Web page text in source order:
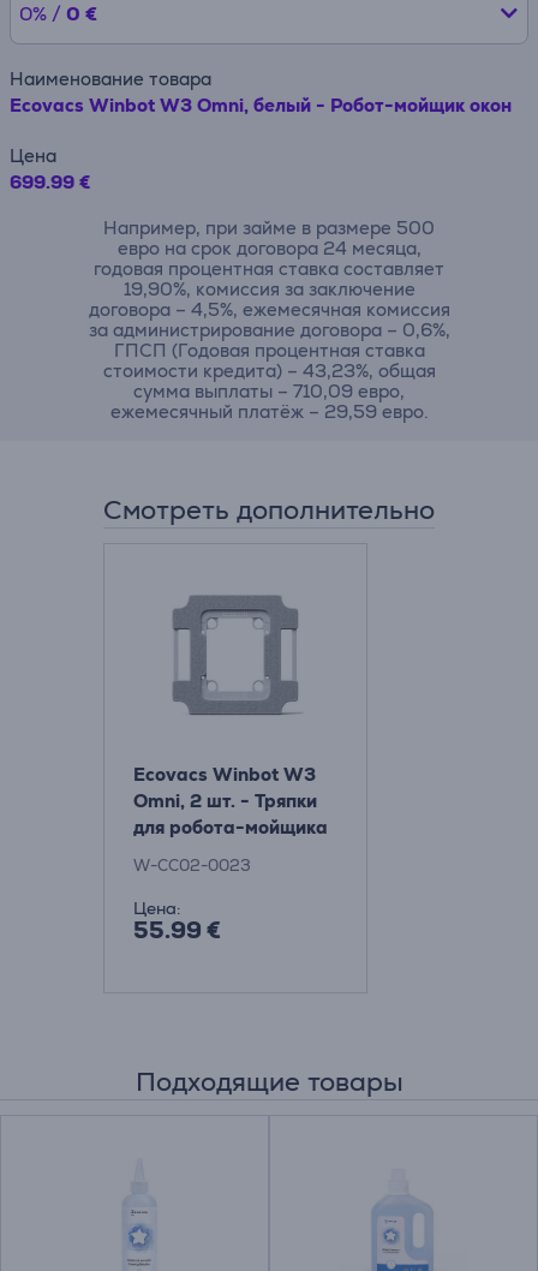
0% / 0 €
Наименование товара
Ecovacs Winbot W3 Omni, белый - Робот-мойщик окон
Цена
699.99 €
Например, при займе в размере 500
евро на срок договора 24 месяца,
годовая процентная ставка составляет
19,90%, комиссия за заключение
договора – 4,5%, ежемесячная комиссия
за администрирование договора – 0,6%,
ГПСП (Годовая процентная ставка
стоимости кредита) – 43,23%, общая
сумма выплаты – 710,09 евро,
ежемесячный платёж – 29,59 евро.
Смотреть дополнительно
Ecovacs Winbot W3
Omni, 2 шт. - Тряпки
для робота-мойщика
окон
W-CC02-0023
Цена:
55.99 €
Подходящие товары